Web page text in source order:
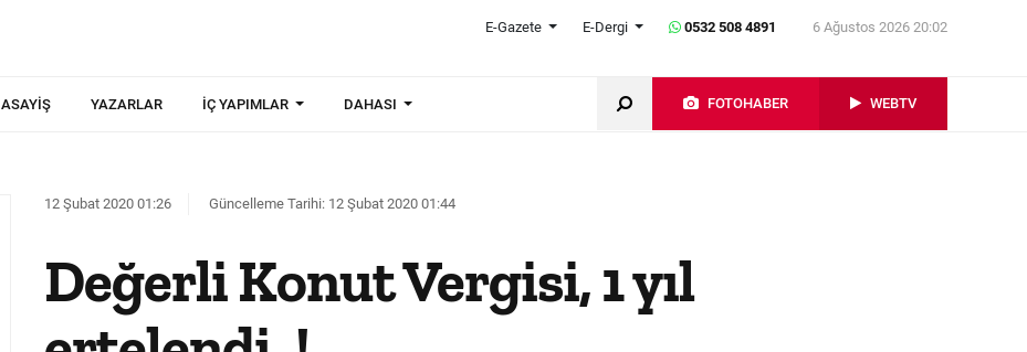
E-Gazete E-Dergi 0532 508 4891 6 Ağustos 2026 20:02
ASAYIŞ YAZARLAR İÇ YAPIMLAR DAHASI FOTOHABER WEBTV
12 Şubat 2020 01:26 Güncelleme Tarihi: 12 Şubat 2020 01:44
Değerli Konut Vergisi, 1 yıl